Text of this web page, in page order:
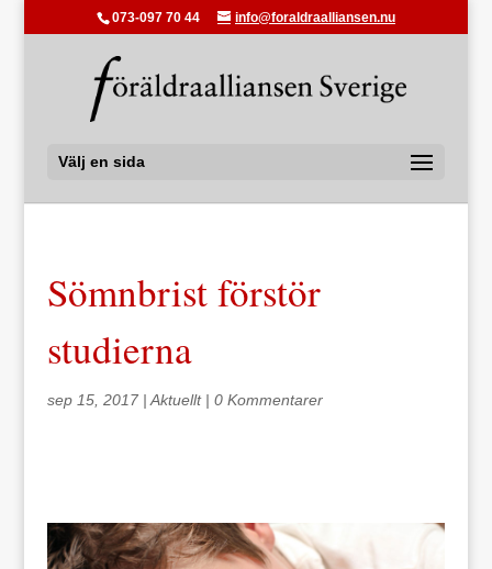
073-097 70 44 info@foraldraalliansen.nu
Välj en sida
Sömnbrist förstör
studierna
sep 15, 2017| Aktuellt| 0 Kommentarer